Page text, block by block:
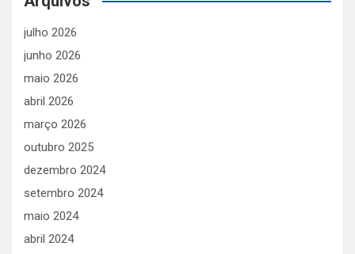
julho 2026
junho 2026
maio 2026
abril 2026
março 2026
outubro 2025
dezembro 2024
setembro 2024
maio 2024
abril 2024